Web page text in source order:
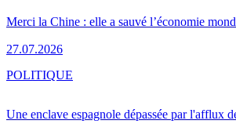
Merci la Chine : elle a sauvé l’économie
27.07.2026
Une enclave espagnole dépassée par l'afflux
POLITIQUE